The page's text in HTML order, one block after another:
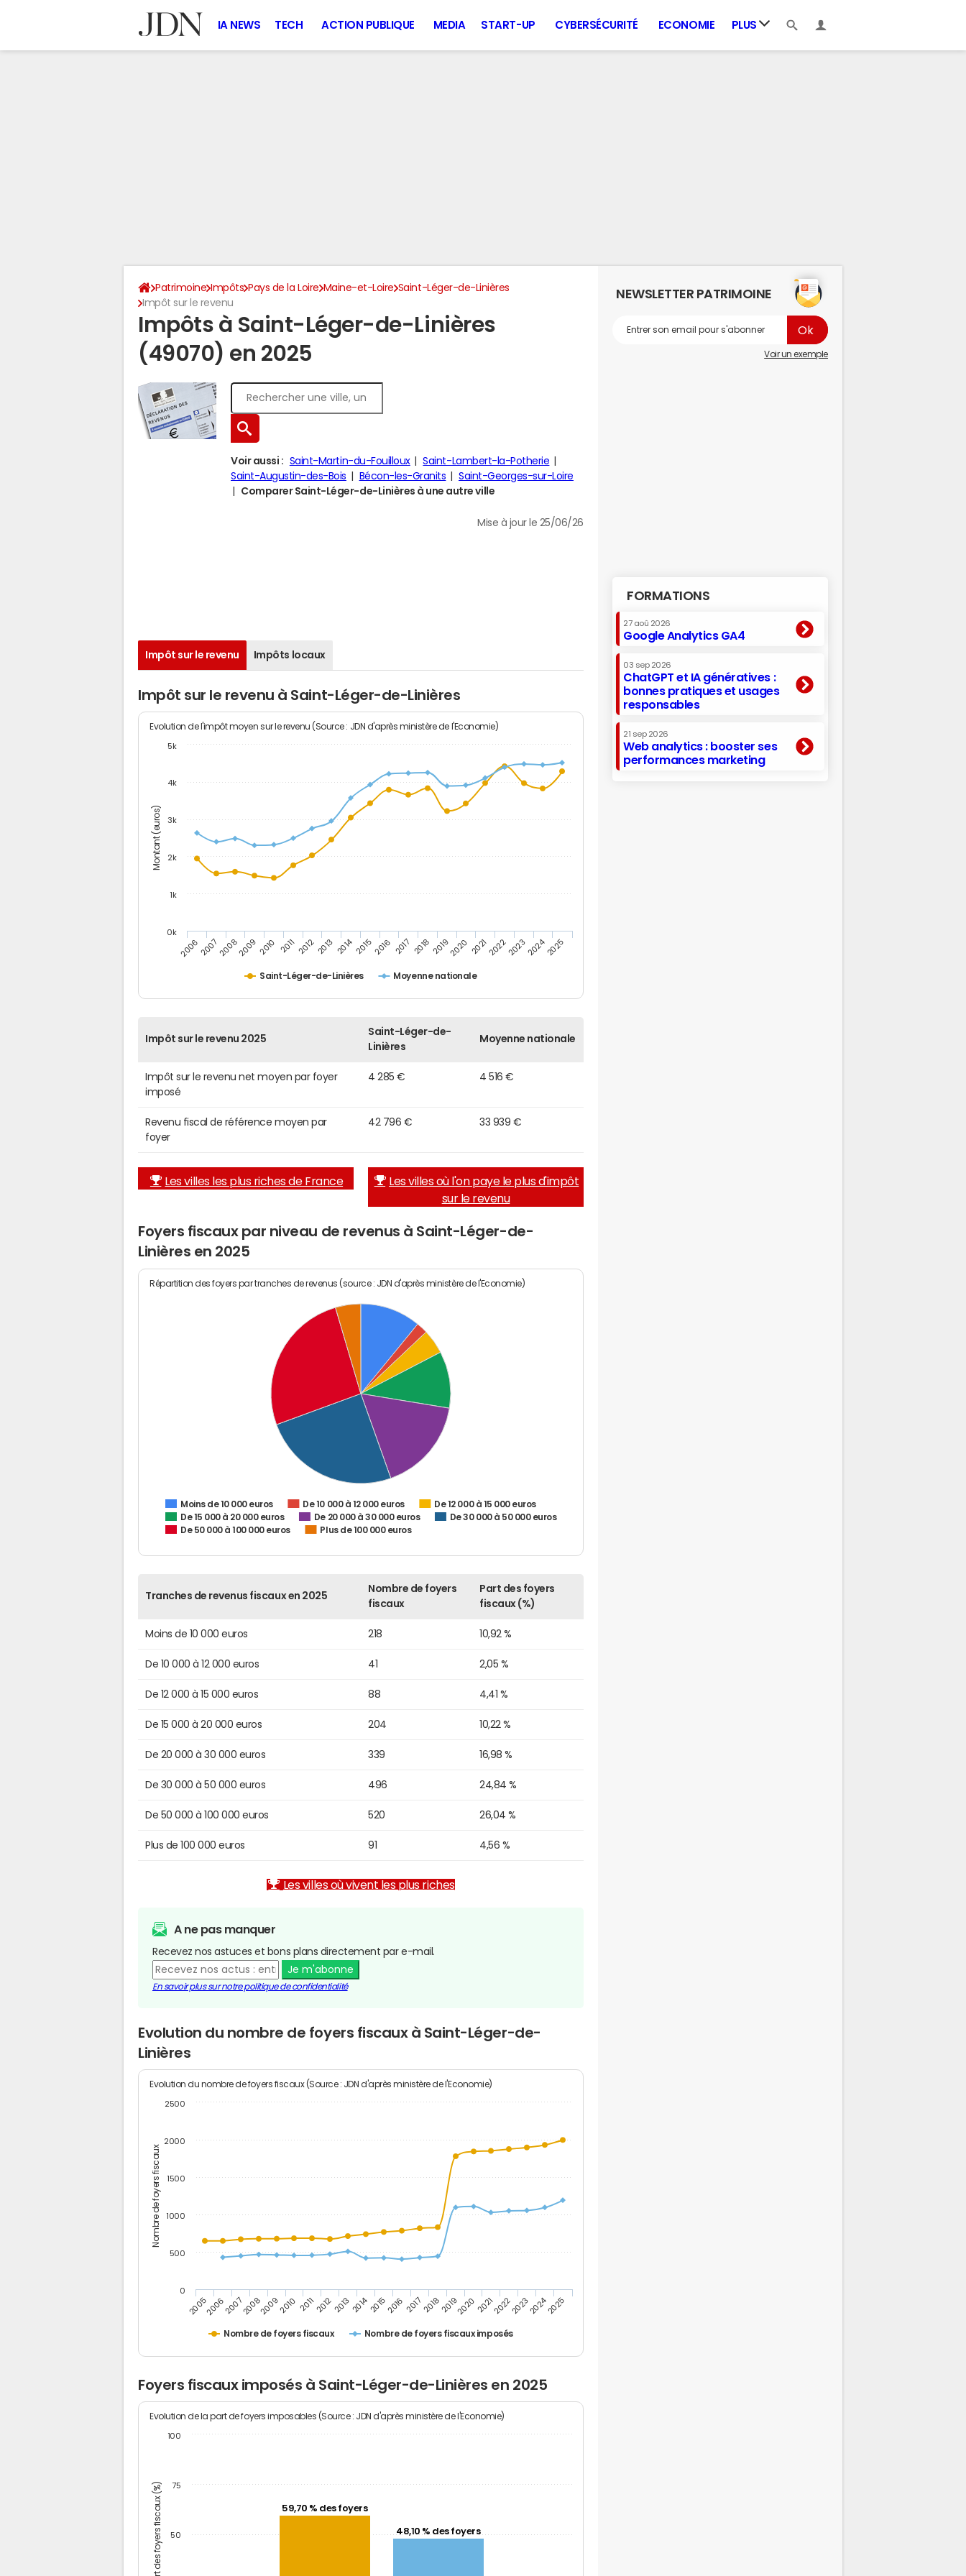
IA NEWS TECH ACTION PUBLIQUE MEDIA START-UP CYBERSÉCURITÉ ECONOMIE PLUS
Patrimoine Impôts Pays de la Loire Maine-et-Loire Saint-Léger-de-Linières
Impôt sur le revenu
Impôts à Saint-Léger-de-Linières
(49070) en 2025
Voir aussi : Saint-Martin-du-Fouilloux
Saint-Lambert-la-Potherie
Saint-Augustin-des-Bois
Bécon-les-Granits
Saint-Georges-sur-Loire
Comparer Saint-Léger-de-Linières à une autre ville
Mise à jour le 25/06/26
Impôt sur le revenu Impôts locaux
Impôt sur le revenu à Saint-Léger-de-Linières
Montant (euros)
Evolution de l'impôt moyen sur le revenu (Source : JDN d'après ministère de l'Economie)
Saint-Léger-de-Linières Moyenne nationale
20062007200820092010 2011 20122013 201420152016 2017 201820192020 20212022202320242025
0k
1k
2k
3k
4k
5k
Impôt sur le revenu 2025
Saint-Léger-de-
Linières
Moyenne nationale
Impôt sur le revenu net moyen par foyer
imposé
4 285 € 4 516 €
Revenu fiscal de référence moyen par
foyer
42 796 € 33 939 €
Les villes les plus riches de France
Les villes où l'on paye le plus d'impôt
sur le revenu
Foyers fiscaux par niveau de revenus à Saint-Léger-de-
Linières en 2025
Répartition des foyers par tranches de revenus (source : JDN d'après ministère de l'Economie)
Moins de 10 000 euros De 10 000 à 12 000 euros
De 12 000 à 15 000 euros
De 15 000 à 20 000 euros
De 20 000 à 30 000 euros
De 30 000 à 50 000 euros
De 50 000 à 100 000 euros
Plus de 100 000 euros
Tranches de revenus fiscaux en 2025
Nombre de foyers
fiscaux
Part des foyers
fiscaux (%)
Moins de 10 000 euros 218 10,92 %
De 10 000 à 12 000 euros 41 2,05 %
De 12 000 à 15 000 euros 88 4,41 %
De 15 000 à 20 000 euros 204 10,22 %
De 20 000 à 30 000 euros 339 16,98 %
De 30 000 à 50 000 euros 496 24,84 %
De 50 000 à 100 000 euros 520 26,04 %
Plus de 100 000 euros 91 4,56 %
Les villes où vivent les plus riches
A ne pas manquer
Recevez nos astuces et bons plans directement par e-mail.
Je m'abonne
En savoir plus sur notre politique de confidentialité
Evolution du nombre de foyers fiscaux à Saint-Léger-de-
Linières
Nombre de foyers fiscaux
Evolution du nombre de foyers fiscaux (Source : JDN d'après ministère de l'Economie)
Nombre de foyers fiscaux Nombre de foyers fiscaux imposés
200520062007200820092010 201120122013201420152016 201720182019202020212022202320242025
0
500
1000
1500
2000
2500
Foyers fiscaux imposés à Saint-Léger-de-Linières en 2025
Part des foyers fiscaux (%)
Evolution de la part de foyers imposables (Source : JDN d'après ministère de l'Economie)
59,70 % des foyers
48,10 % des foyers
50
75
100
NEWSLETTER PATRIMOINE
Voir un exemple
FORMATIONS
27 aoû 2026
Google Analytics GA4
03 sep 2026
ChatGPT et IA génératives :
bonnes pratiques et usages
responsables
21 sep 2026
Web analytics : booster ses
performances marketing